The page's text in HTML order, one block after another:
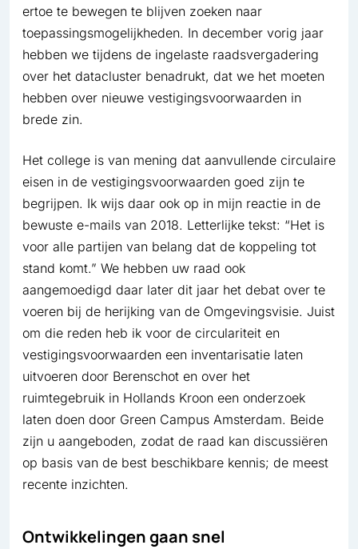
ertoe te bewegen te blijven zoeken naar
toepassingsmogelijkheden. In december vorig jaar
hebben we tijdens de ingelaste raadsvergadering
over het datacluster benadrukt, dat we het moeten
hebben over nieuwe vestigingsvoorwaarden in
brede zin.
Het college is van mening dat aanvullende circulaire
eisen in de vestigingsvoorwaarden goed zijn te
begrijpen. Ik wijs daar ook op in mijn reactie in de
bewuste e-mails van 2018. Letterlijke tekst: “Het is
voor alle partijen van belang dat de koppeling tot
stand komt.” We hebben uw raad ook
aangemoedigd daar later dit jaar het debat over te
voeren bij de herijking van de Omgevingsvisie. Juist
om die reden heb ik voor de circulariteit en
vestigingsvoorwaarden een inventarisatie laten
uitvoeren door Berenschot en over het
ruimtegebruik in Hollands Kroon een onderzoek
laten doen door Green Campus Amsterdam. Beide
zijn u aangeboden, zodat de raad kan discussiëren
op basis van de best beschikbare kennis; de meest
recente inzichten.
Ontwikkelingen gaan snel